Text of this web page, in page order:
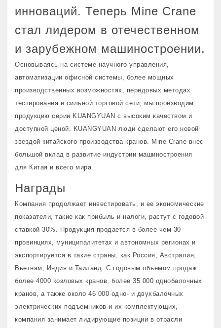
инноваций. Теперь Mine Crane
стал лидером в отечественном
и зарубежном машиностроении.
Основываясь на системе научного управления,
автоматизации офисной системы, более мощных
производственных возможностях, передовых методах
тестирования и сильной торговой сети, мы производим
продукцию серии KUANGYUAN с высоким качеством и
доступной ценой. KUANGYUAN люди сделают его новой
звездой китайского производства кранов. Mine Crane внес
большой вклад в развитие индустрии машиностроения
для Китая и всего мира.
Награды
Компания продолжает инвестировать, и ее экономические
показатели, такие как прибыль и налоги, растут с годовой
ставкой 30%. Продукция продается в более чем 30
провинциях, муниципалитетах и ​​автономных регионах и
экспортируется в такие страны, как Россия, Австралия,
Вьетнам, Индия и Таиланд. С годовым объемом продаж
более 4000 козловых кранов, более 35 000 однобалочных
кранов, а также около 46 000 одно- и двухбалочных
электрических подъемников и их комплектующих,
компания занимает лидирующие позиции в отрасли